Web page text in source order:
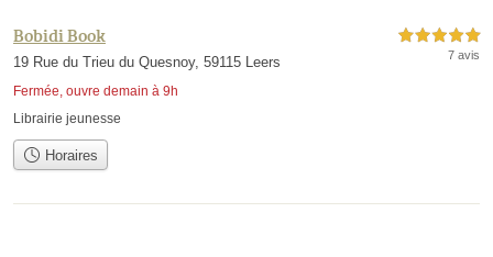
Bobidi Book
19 Rue du Trieu du Quesnoy, 59115 Leers
Fermée, ouvre demain à 9h
5,0 étoiles sur 5
7 avis
Librairie jeunesse
Horaires